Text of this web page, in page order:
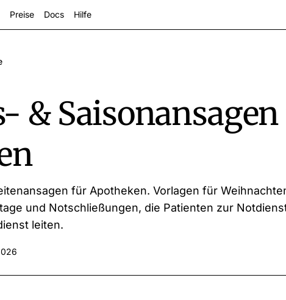
Preise Docs Hilfe
&
für Apotheken. Vorlagen für
und Notschließungen, die Patienten zur
leiten.